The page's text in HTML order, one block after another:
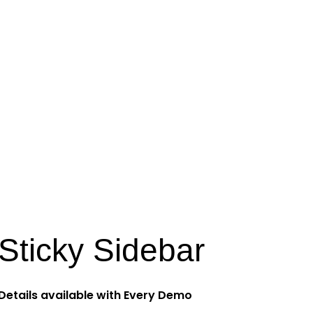
Sticky Sidebar
available with Every Demo